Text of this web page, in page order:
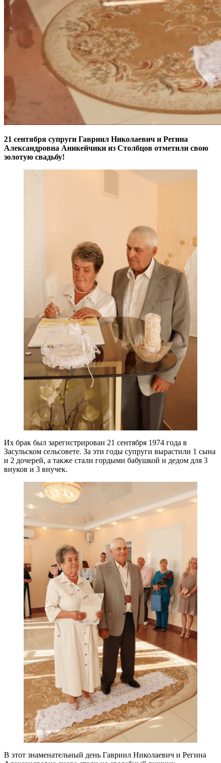
21 сентября супруги Гавриил Николаевич и Регина
Александровна Аникейчики из Столбцов отметили свою
золотую свадьбу!
Их брак был зарегистрирован 21 сентября 1974 года в
Засульском сельсовете. За эти годы супруги вырастили 1 сына
и 2 дочерей, а также стали гордыми бабушкой и дедом для 3
внуков и 3 внучек.
В этот знаменательный день Гавриил Николаевич и Регина